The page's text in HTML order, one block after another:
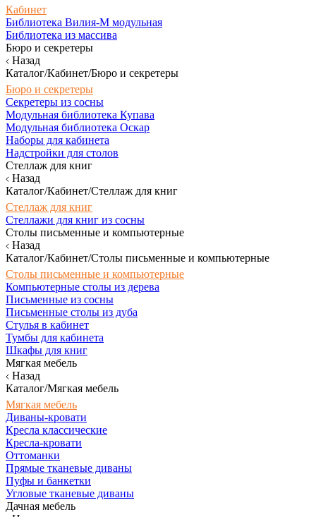
Кабинет
Библиотека Вилия-М модульная
Библиотека из массива
Бюро и секретеры
Назад
Каталог/Кабинет/Бюро и секретеры
Бюро и секретеры
Секретеры из сосны
Модульная библиотека Купава
Модульная библиотека Оскар
Наборы для кабинета
Надстройки для столов
Стеллаж для книг
Назад
Каталог/Кабинет/Стеллаж для книг
Стеллаж для книг
Стеллажи для книг из сосны
Столы письменные и компьютерные
Назад
Каталог/Кабинет/Столы письменные и компьютерные
Столы письменные и компьютерные
Компьютерные столы из дерева
Письменные из сосны
Письменные столы из дуба
Стулья в кабинет
Тумбы для кабинета
Шкафы для книг
Мягкая мебель
Назад
Каталог/Мягкая мебель
Мягкая мебель
Диваны-кровати
Кресла классические
Кресла-кровати
Оттоманки
Прямые тканевые диваны
Пуфы и банкетки
Угловые тканевые диваны
Дачная мебель